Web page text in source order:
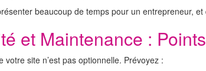
beaucoup de temps pour un entrepreneur,
et Maintenance :
votre site n’est pas optionnelle. Prévoyez :